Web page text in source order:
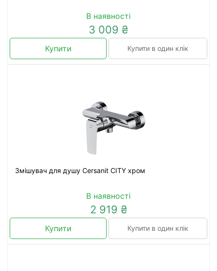
В наявності
3 009 ₴
Купити Купити в один клік
Змішувач для душу Cersanit CITY хром
В наявності
2 919 ₴
Купити Купити в один клік